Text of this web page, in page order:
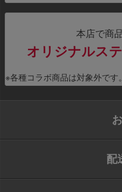
本店で商
オリジナルス
※各種コラボ商品は対象外です。
配